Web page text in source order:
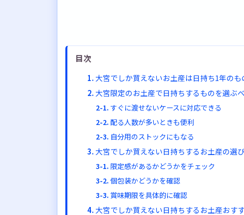
目次
大宮でしか買えないお土産は日持ち1年の
大宮限定のお土産で日持ちするものを選ぶ
すぐに渡せないケースに対応できる
配る人数が多いときも便利
自分用のストックにもなる
大宮でしか買えない日持ちするお土産の選
限定感があるかどうかをチェック
個包装かどうかを確認
賞味期限を具体的に確認
大宮でしか買えない日持ちするお土産おす